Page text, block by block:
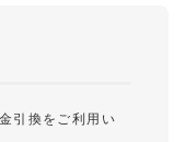
引換をご利用い